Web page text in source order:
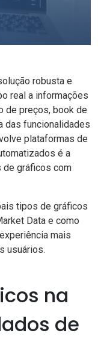
robusta e
real a informações
de preços, book de
das funcionalidades
plataformas de
é a
gráficos com
tipos de gráficos
Data e como
mais
usuários.
na
de